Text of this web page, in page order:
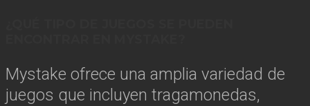
Mystake ofrece una amplia variedad de
juegos que incluyen tragamonedas,